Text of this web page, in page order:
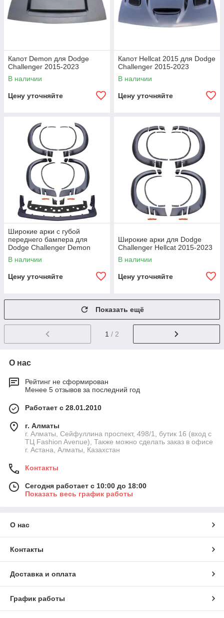
Капот Demon для Dodge
Challenger 2015-2023
В наличии
Цену уточняйте
Капот Hellcat 2015 для Dodge
Challenger 2015-2023
В наличии
Цену уточняйте
Широкие арки с губой
переднего бампера для
Dodge Challenger Demon
2015-2023
В наличии
Цену уточняйте
Широкие арки для Dodge
Challenger Hellcat 2015-2023
В наличии
Цену уточняйте
Показать ещё
1 / 2
О нас
Рейтинг не сформирован
Менее 5 отзывов за последний год
Работает с 28.01.2010
г. Алматы
г. Алматы, Сейфуллина проспект, 498/1, бутик 16 (вход с
ТЦ Fashion Avenue), Также можно сделать заказ в офисе
г. Астана, Алматы, Казахстан
Контакты
Сегодня работает с 10:00 до 18:00
Показать весь график работы
О нас
Контакты
Доставка и оплата
График работы